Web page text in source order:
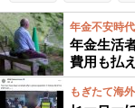
年金不安時
年金生活
費用も払
もぎたて海